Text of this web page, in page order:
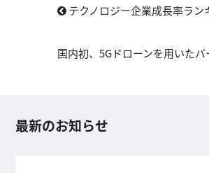
テクノロジー企業成長率ラン
国内初、5Gドローンを用いたバ
最新のお知らせ